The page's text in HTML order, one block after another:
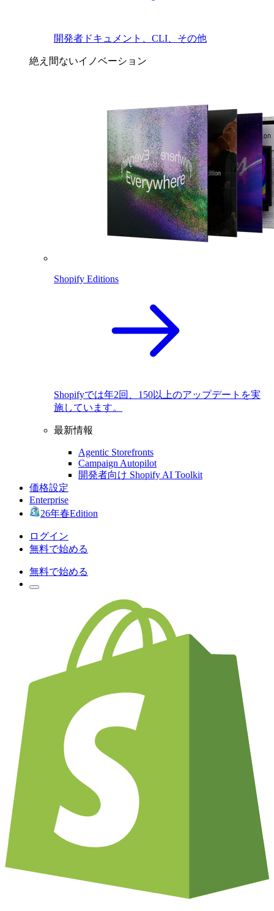
開発者ドキュメント、CLI、その他
絶え間ないイノベーション
Shopify Editions
Shopifyでは年2回、150以上のアップデートを実
施しています。
最新情報
Agentic Storefronts
Campaign Autopilot
開発者向け Shopify AI Toolkit
価格設定
Enterprise
26年春Edition
ログイン
無料で始める
無料で始める